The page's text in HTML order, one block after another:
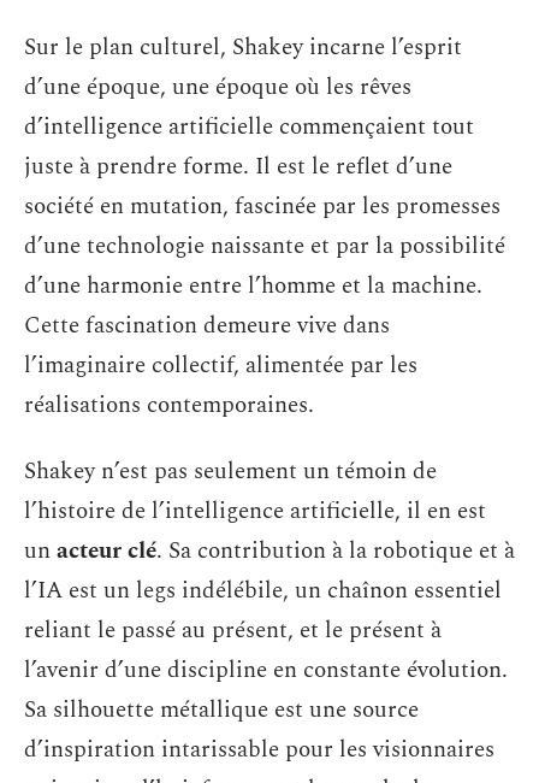
Sur le plan culturel, Shakey incarne l’esprit
d’une époque, une époque où les rêves
d’intelligence artificielle commençaient tout
juste à prendre forme. Il est le reflet d’une
société en mutation, fascinée par les promesses
d’une technologie naissante et par la possibilité
d’une harmonie entre l’homme et la machine.
Cette fascination demeure vive dans
l’imaginaire collectif, alimentée par les
réalisations contemporaines.
Shakey n’est pas seulement un témoin de
l’histoire de l’intelligence artificielle, il en est
unacteur clé. Sa contribution à la robotique et à
l’IA est un legs indélébile, un chaînon essentiel
reliant le passé au présent, et le présent à
l’avenir d’une discipline en constante évolution.
Sa silhouette métallique est une source
d’inspiration intarissable pour les visionnaires